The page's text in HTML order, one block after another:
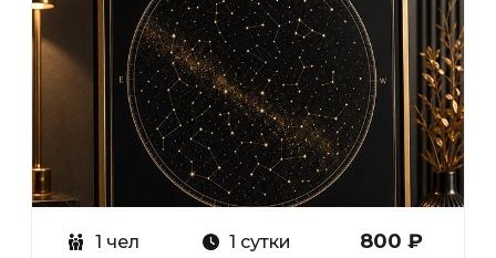
1 чел 1 сутки 800 ₽